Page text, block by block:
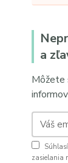
a
Môžete
zasielania